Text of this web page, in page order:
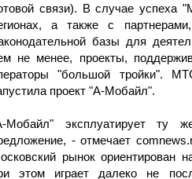
связи). В случае успеха
а также с
базы для
не менее, проекты,
"большой тройки".
проект "А-Мобайл".
Мобайл" эксплуатирует ту
- отмечает
рынок ориентирован
этом играет далеко не